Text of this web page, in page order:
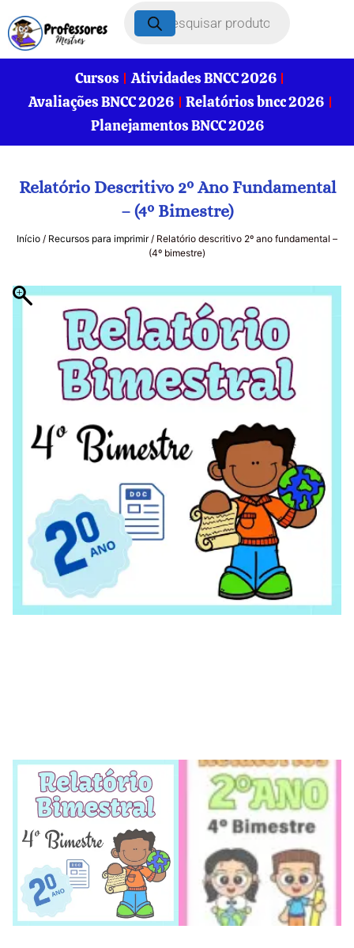
Cursos
Atividades BNCC 2026
Avaliações BNCC 2026
Relatórios bncc 2026
Planejamentos BNCC 2026
Relatório Descritivo 2º Ano Fundamental
– (4º Bimestre)
Início / Recursos para imprimir/ Relatório descritivo 2º ano fundamental –
(4º bimestre)